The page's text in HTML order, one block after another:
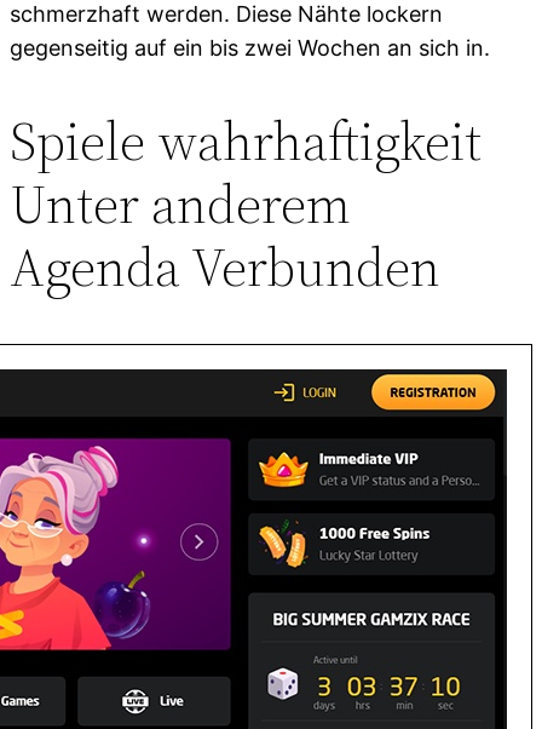
schmerzhaft werden. Diese Nähte lockern
gegenseitig auf ein bis zwei Wochen an sich in.
Spiele wahrhaftigkeit
Unter anderem
Agenda Verbunden